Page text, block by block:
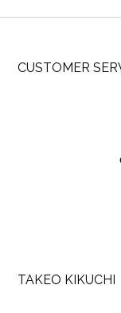
CUSTOMER
TAKEO KIKUCHI